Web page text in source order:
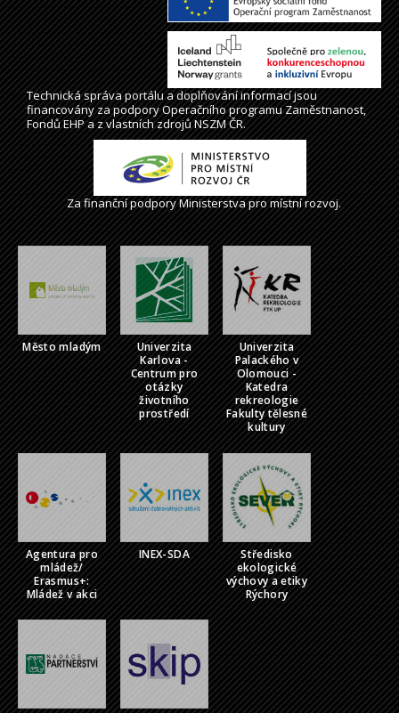
Technická správaportálua doplňování informací jsou
financovány za podpory Operačního programu Zaměstnanost,
Fondů EHP a z vlastních zdrojů NSZM ČR.
Za finanční podpory Ministerstva pro místní rozvoj.
Město mladým
Univerzita
Karlova -
Centrum pro
otázky
životního
prostředí
Univerzita
Palackého v
Olomouci -
Katedra
rekreologie
Fakulty tělesné
kultury
Agentura pro
mládež/
Erasmus+:
Mládež v akci
INEX-SDA
Středisko
ekologické
výchovy a etiky
Rýchory